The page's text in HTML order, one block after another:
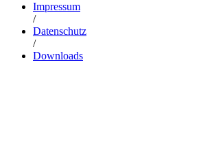
Impressum
/
Datenschutz
/
Downloads